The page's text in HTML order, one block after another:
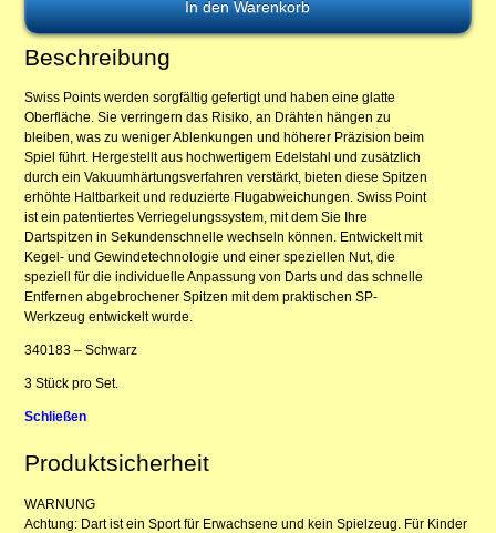
Beschreibung
Swiss Points werden sorgfältig gefertigt und haben eine glatte
Oberfläche. Sie verringern das Risiko, an Drähten hängen zu
bleiben, was zu weniger Ablenkungen und höherer Präzision beim
Spiel führt. Hergestellt aus hochwertigem Edelstahl und zusätzlich
durch ein Vakuumhärtungsverfahren verstärkt, bieten diese Spitzen
erhöhte Haltbarkeit und reduzierte Flugabweichungen. Swiss Point
ist ein patentiertes Verriegelungssystem, mit dem Sie Ihre
Dartspitzen in Sekundenschnelle wechseln können. Entwickelt mit
Kegel- und Gewindetechnologie und einer speziellen Nut, die
speziell für die individuelle Anpassung von Darts und das schnelle
Entfernen abgebrochener Spitzen mit dem praktischen SP-
Werkzeug entwickelt wurde.
340183 – Schwarz
3 Stück pro Set.
Schließen
Produktsicherheit
WARNUNG
Achtung: Dart ist ein Sport für Erwachsene und kein Spielzeug. Für Kinder